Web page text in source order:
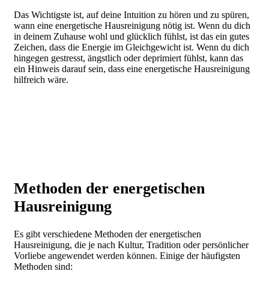
Das Wichtigste ist, auf deine Intuition zu hören und zu spüren,
wann eine energetische Hausreinigung nötig ist. Wenn du dich
in deinem Zuhause wohl und glücklich fühlst, ist das ein gutes
Zeichen, dass die Energie im Gleichgewicht ist. Wenn du dich
hingegen gestresst, ängstlich oder deprimiert fühlst, kann das
ein Hinweis darauf sein, dass eine energetische Hausreinigung
hilfreich wäre.
Methoden der energetischen
Hausreinigung
Es gibt verschiedene Methoden der energetischen
Hausreinigung, die je nach Kultur, Tradition oder persönlicher
Vorliebe angewendet werden können. Einige der häufigsten
Methoden sind: